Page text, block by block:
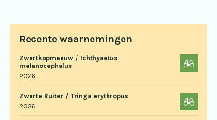
Recente waarnemingen
Zwartkopmeeuw / Ichthyaetus
melanocephalus
2026
Zwarte Ruiter / Tringa erythropus
2026